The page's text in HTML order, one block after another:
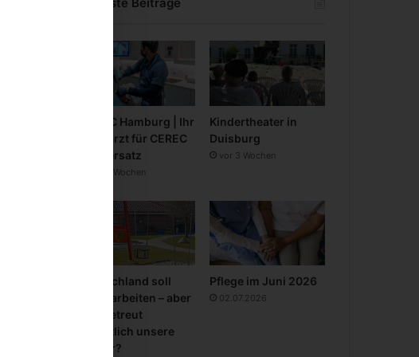
CEREC Hamburg | Ihr
Zahnarzt für CEREC
Zahnersatz
vor 3 Wochen
Kindertheater in
Duisburg
vor 3 Wochen
Deutschland soll
mehr arbeiten – aber
wer betreut
eigentlich unsere
Kinder?
Pflege im Juni 2026
02.07.2026